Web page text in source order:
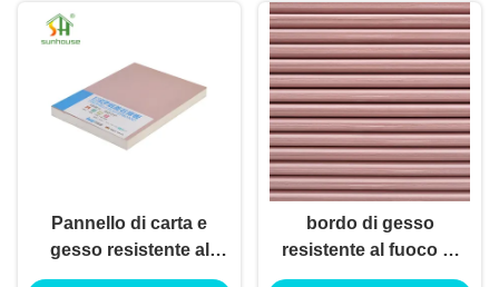
Pannello di carta e
gesso resistente al
fuoco su misura 4x8
bordo di gesso
resistente al fuoco di
4x8 12mm